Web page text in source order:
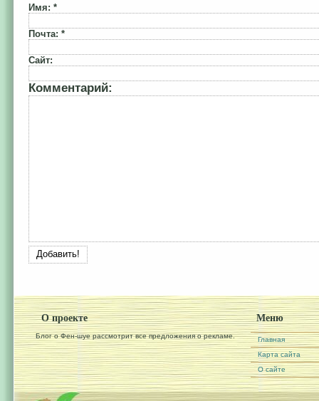
Имя: *
Почта: *
Сайт:
Комментарий:
О проекте
Блог о Фен-шуе рассмотрит все предложения о рекламе.
Меню
Главная
Карта сайта
О сайте